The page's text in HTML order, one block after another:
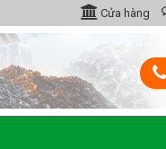
Cửa hàng